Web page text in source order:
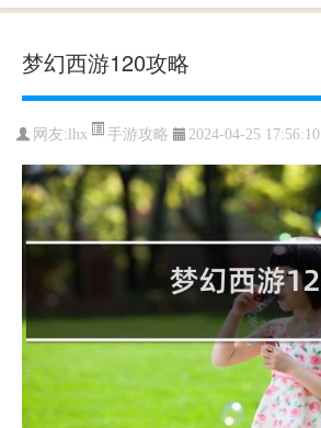
梦幻西游120攻略
网友: lhx 手游攻略 2024-04-25 17:56:10